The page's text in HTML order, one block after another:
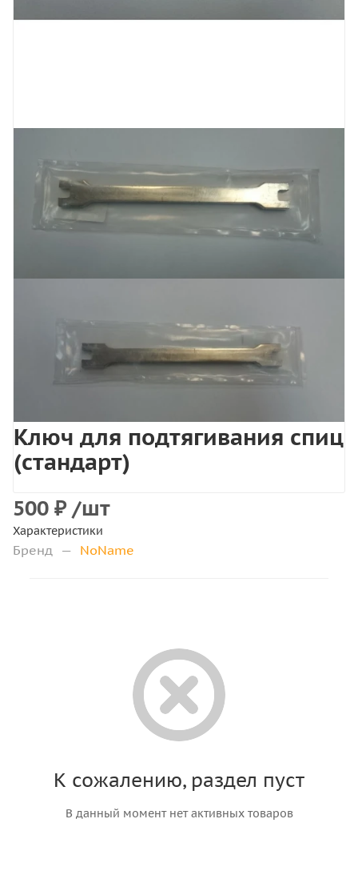
Ключ для подтягивания спиц
(стандарт)
500 ₽ /шт
Характеристики
Бренд — NoName
К сожалению, раздел пуст
В данный момент нет активных товаров